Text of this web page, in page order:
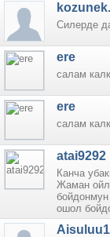
kozunek.
Силерде
ere
салам
ere
салам
atai9292
Канча
Жаман
ошол